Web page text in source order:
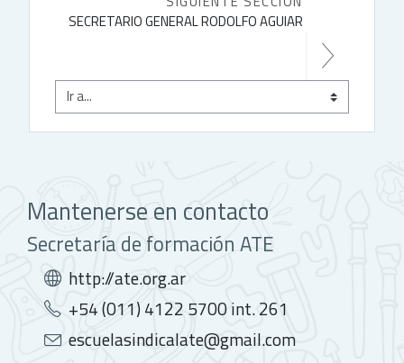
SECRETARIO GENERAL RODOLFO AGUIAR
Mantenerse en contacto
Secretaría de formación ATE
http://ate.org.ar
+54 (011) 4122 5700 int. 261
escuelasindicalate@gmail.com